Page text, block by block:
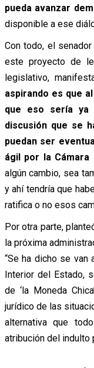
pueda avanzar
disponible a ese
Con todo, el
este proyecto de
legislativo,
aspirando es que
que eso sería ya
discusión que se
puedan ser
ágil por la Cámara
algún cambio, sea
y ahí tendría que
ratifica o no esos
Por otra parte,
la próxima
“Se ha dicho se van
Interior del Estado,
de ‘la Moneda
jurídico de las
alternativa que
atribución del indulto